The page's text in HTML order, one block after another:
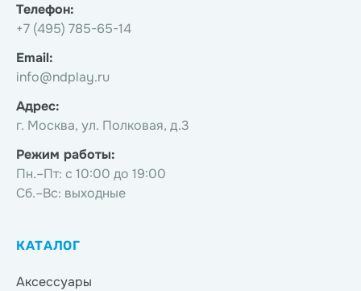
Телефон:
+7 (495) 785-65-14
Email:
info@ndplay.ru
Адрес:
г. Москва, ул. Полковая, д.3
Режим работы:
Пн.–Пт: с 10:00 до 19:00
Сб.–Вс: выходные
КАТАЛОГ
Аксессуары